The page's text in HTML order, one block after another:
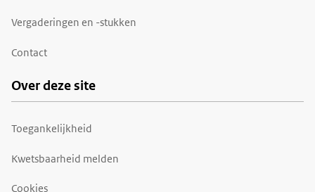
Vergaderingen en -stukken
Contact
Over deze site
Toegankelijkheid
Kwetsbaarheid melden
Cookies